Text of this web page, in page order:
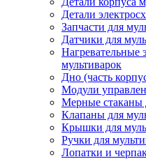
Детали
Запчасти для
Датчики для
мультиварок
Дно (часть
Модули
Мерные стаканы
Клапаны для
Крышки для
Ручки для
Лопатки и